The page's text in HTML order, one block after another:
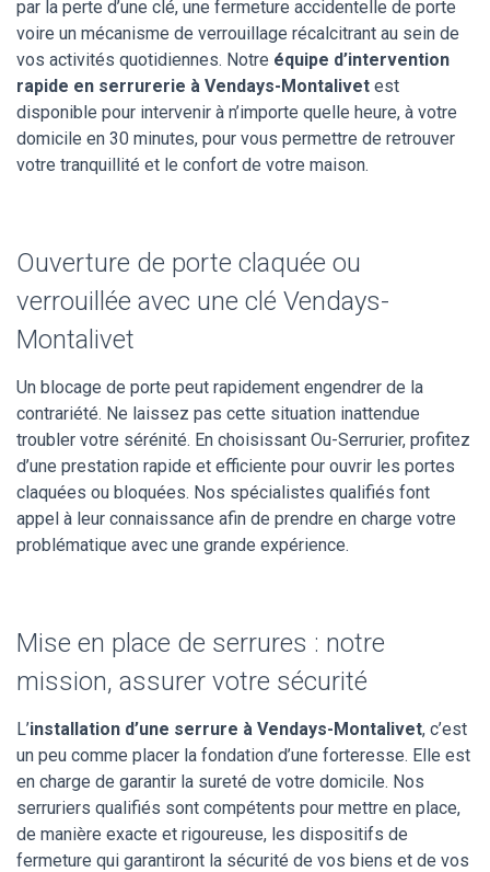
par la perte d’une clé, une fermeture accidentelle de porte
voire un mécanisme de verrouillage récalcitrant au sein de
vos activités quotidiennes. Notre équipe d’intervention
rapide en serrurerie à Vendays-Montalivet est
disponible pour intervenir à n’importe quelle heure, à votre
domicile en 30 minutes, pour vous permettre de retrouver
votre tranquillité et le confort de votre maison.
Ouverture de porte claquée ou
verrouillée avec une clé Vendays-
Montalivet
Un blocage de porte peut rapidement engendrer de la
contrariété. Ne laissez pas cette situation inattendue
troubler votre sérénité. En choisissant Ou-Serrurier, profitez
d’une prestation rapide et efficiente pour ouvrir les portes
claquées ou bloquées. Nos spécialistes qualifiés font
appel à leur connaissance afin de prendre en charge votre
problématique avec une grande expérience.
Mise en place de serrures : notre
mission, assurer votre sécurité
L’installation d’une serrure à Vendays-Montalivet, c’est
un peu comme placer la fondation d’une forteresse. Elle est
en charge de garantir la sureté de votre domicile. Nos
serruriers qualifiés sont compétents pour mettre en place,
de manière exacte et rigoureuse, les dispositifs de
fermeture qui garantiront la sécurité de vos biens et de vos